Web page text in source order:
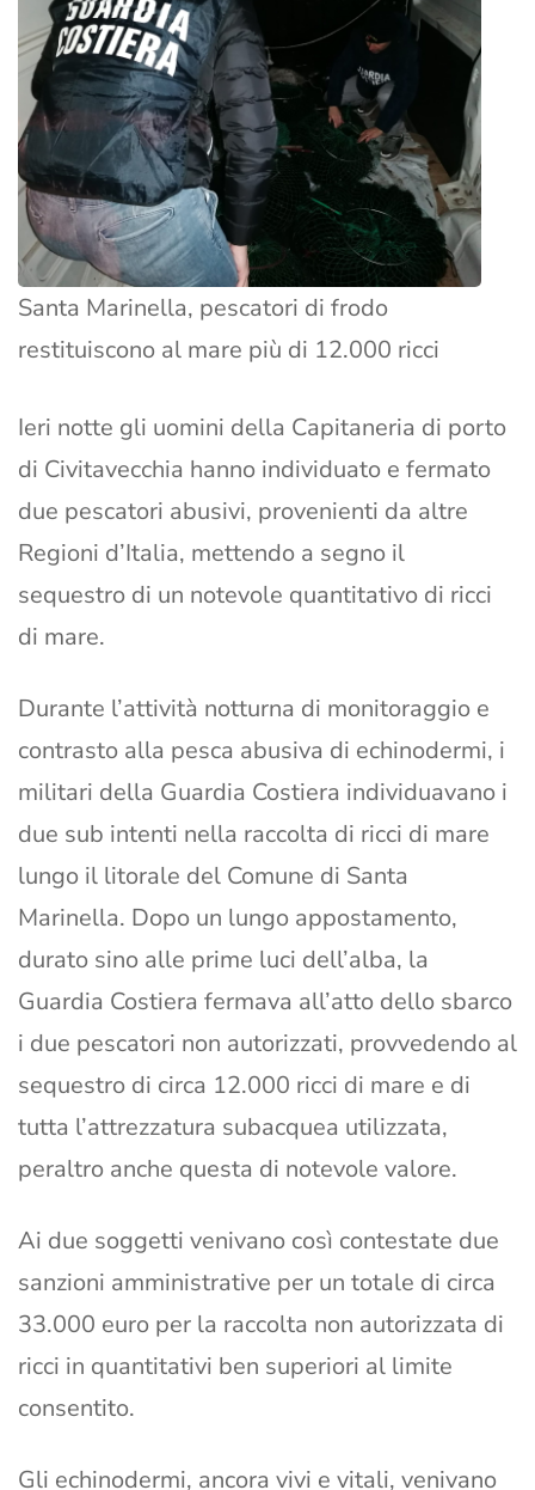
Santa Marinella, pescatori di frodo
restituiscono al mare più di 12.000 ricci
Ieri notte gli uomini della Capitaneria di porto
di Civitavecchia hanno individuato e fermato
due pescatori abusivi, provenienti da altre
Regioni d’Italia, mettendo a segno il
sequestro di un notevole quantitativo di ricci
di mare.
Durante l’attività notturna di monitoraggio e
contrasto alla pesca abusiva di echinodermi, i
militari della Guardia Costiera individuavano i
due sub intenti nella raccolta di ricci di mare
lungo il litorale del Comune di Santa
Marinella. Dopo un lungo appostamento,
durato sino alle prime luci dell’alba, la
Guardia Costiera fermava all’atto dello sbarco
i due pescatori non autorizzati, provvedendo al
sequestro di circa 12.000 ricci di mare e di
tutta l’attrezzatura subacquea utilizzata,
peraltro anche questa di notevole valore.
Ai due soggetti venivano così contestate due
sanzioni amministrative per un totale di circa
33.000 euro per la raccolta non autorizzata di
ricci in quantitativi ben superiori al limite
consentito.
Gli echinodermi, ancora vivi e vitali, venivano